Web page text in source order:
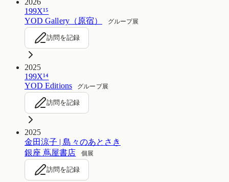
2026
199X¹⁵
YOD Gallery（原宿）
グループ展
訪問を記録
2025
199X¹⁴
YOD Editions
グループ展
訪問を記録
2025
金田涼子 | 島々のあとさき
銀座 蔦屋書店
個展
訪問を記録